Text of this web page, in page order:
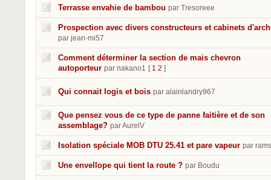
Terrasse envahie de bambou par Tresoreee
Prospection avec divers constructeurs et cabinets
par jean-mi57
Comment déterminer la section de mais chevron
autoporteur par nakano1 [ 1 2 ]
Qui connait logis et bois par alainlandry967
Que pensez vous de ce type de panne faitière et de son
assemblage? par AurelV
Isolation spéciale MOB DTU 25.41 et pare vapeur par
Une envellope qui tient la route ? par Boudu